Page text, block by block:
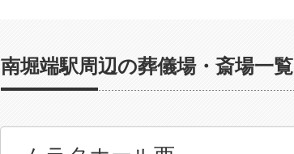
南堀端駅周辺の葬儀場・斎場一覧